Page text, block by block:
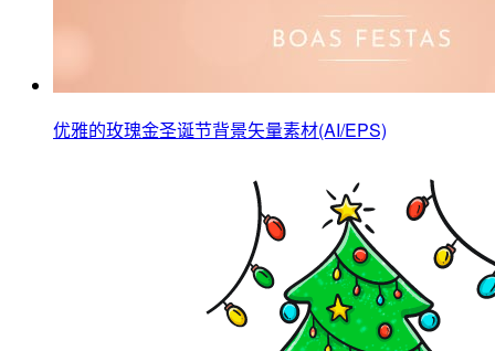
优雅的玫瑰金圣诞节背景矢量素材(AI/EPS)